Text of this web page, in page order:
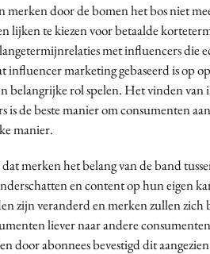
door de bomen het bos niet
lijken te kiezen voor betaalde
met influencers die
influencer marketing gebaseerd is op
belangrijke rol spelen. Het vinden van
is de beste manier om consumenten
manier.
merken het belang van de band
en content op hun eigen
zijn veranderd en merken zullen zich
liever naar andere
door abonnees bevestigd dit